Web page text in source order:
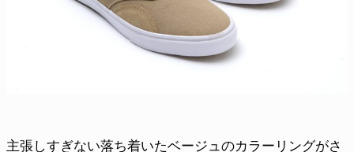
主張しすぎない落ち着いたベージュのカラーリングがさ